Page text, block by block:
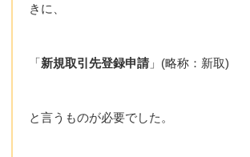
きに、
「新規取引先登録申請 」(略称：新取)
と言うものが必要でした。